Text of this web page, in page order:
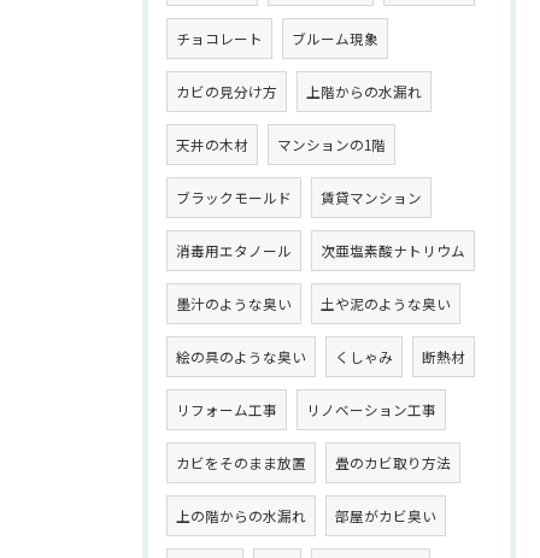
チョコレート ブルーム現象
カビの見分け方 上階からの水漏れ
天井の木材 マンションの1階
ブラックモールド 賃貸マンション
消毒用エタノール 次亜塩素酸ナトリウム
墨汁のような臭い 土や泥のような臭い
絵の具のような臭い くしゃみ 断熱材
リフォーム工事 リノベーション工事
カビをそのまま放置 畳のカビ取り方法
上の階からの水漏れ 部屋がカビ臭い